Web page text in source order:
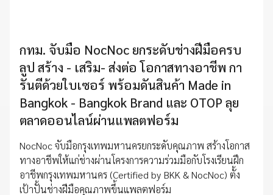
กทม. จับมือ NocNoc ยกระดับช่างฝีมือครบ
ลูป สร้าง - เสริม- ส่งต่อ โอกาสทางอาชีพ กา
รันตีด้วยใบเซอร์ พร้อมดันสินค้า Made in
Bangkok - Bangkok Brand และ OTOP ลุย
ตลาดออนไลน์ผ่านแพลตฟอร์ม
NocNoc จับมือกรุงเทพมหานครยกระดับคุณภาพ สร้างโอกาส
ทางอาชีพให้แก่ช่างผ่านโครงการความร่วมมือกับโรงเรียนฝึก
อาชีพกรุงเทพมหานคร (Certified by BKK & NocNoc) ตั้ง
เป้าปั้นช่างฝีมือคุณภาพขึ้นแพลตฟอร์ม